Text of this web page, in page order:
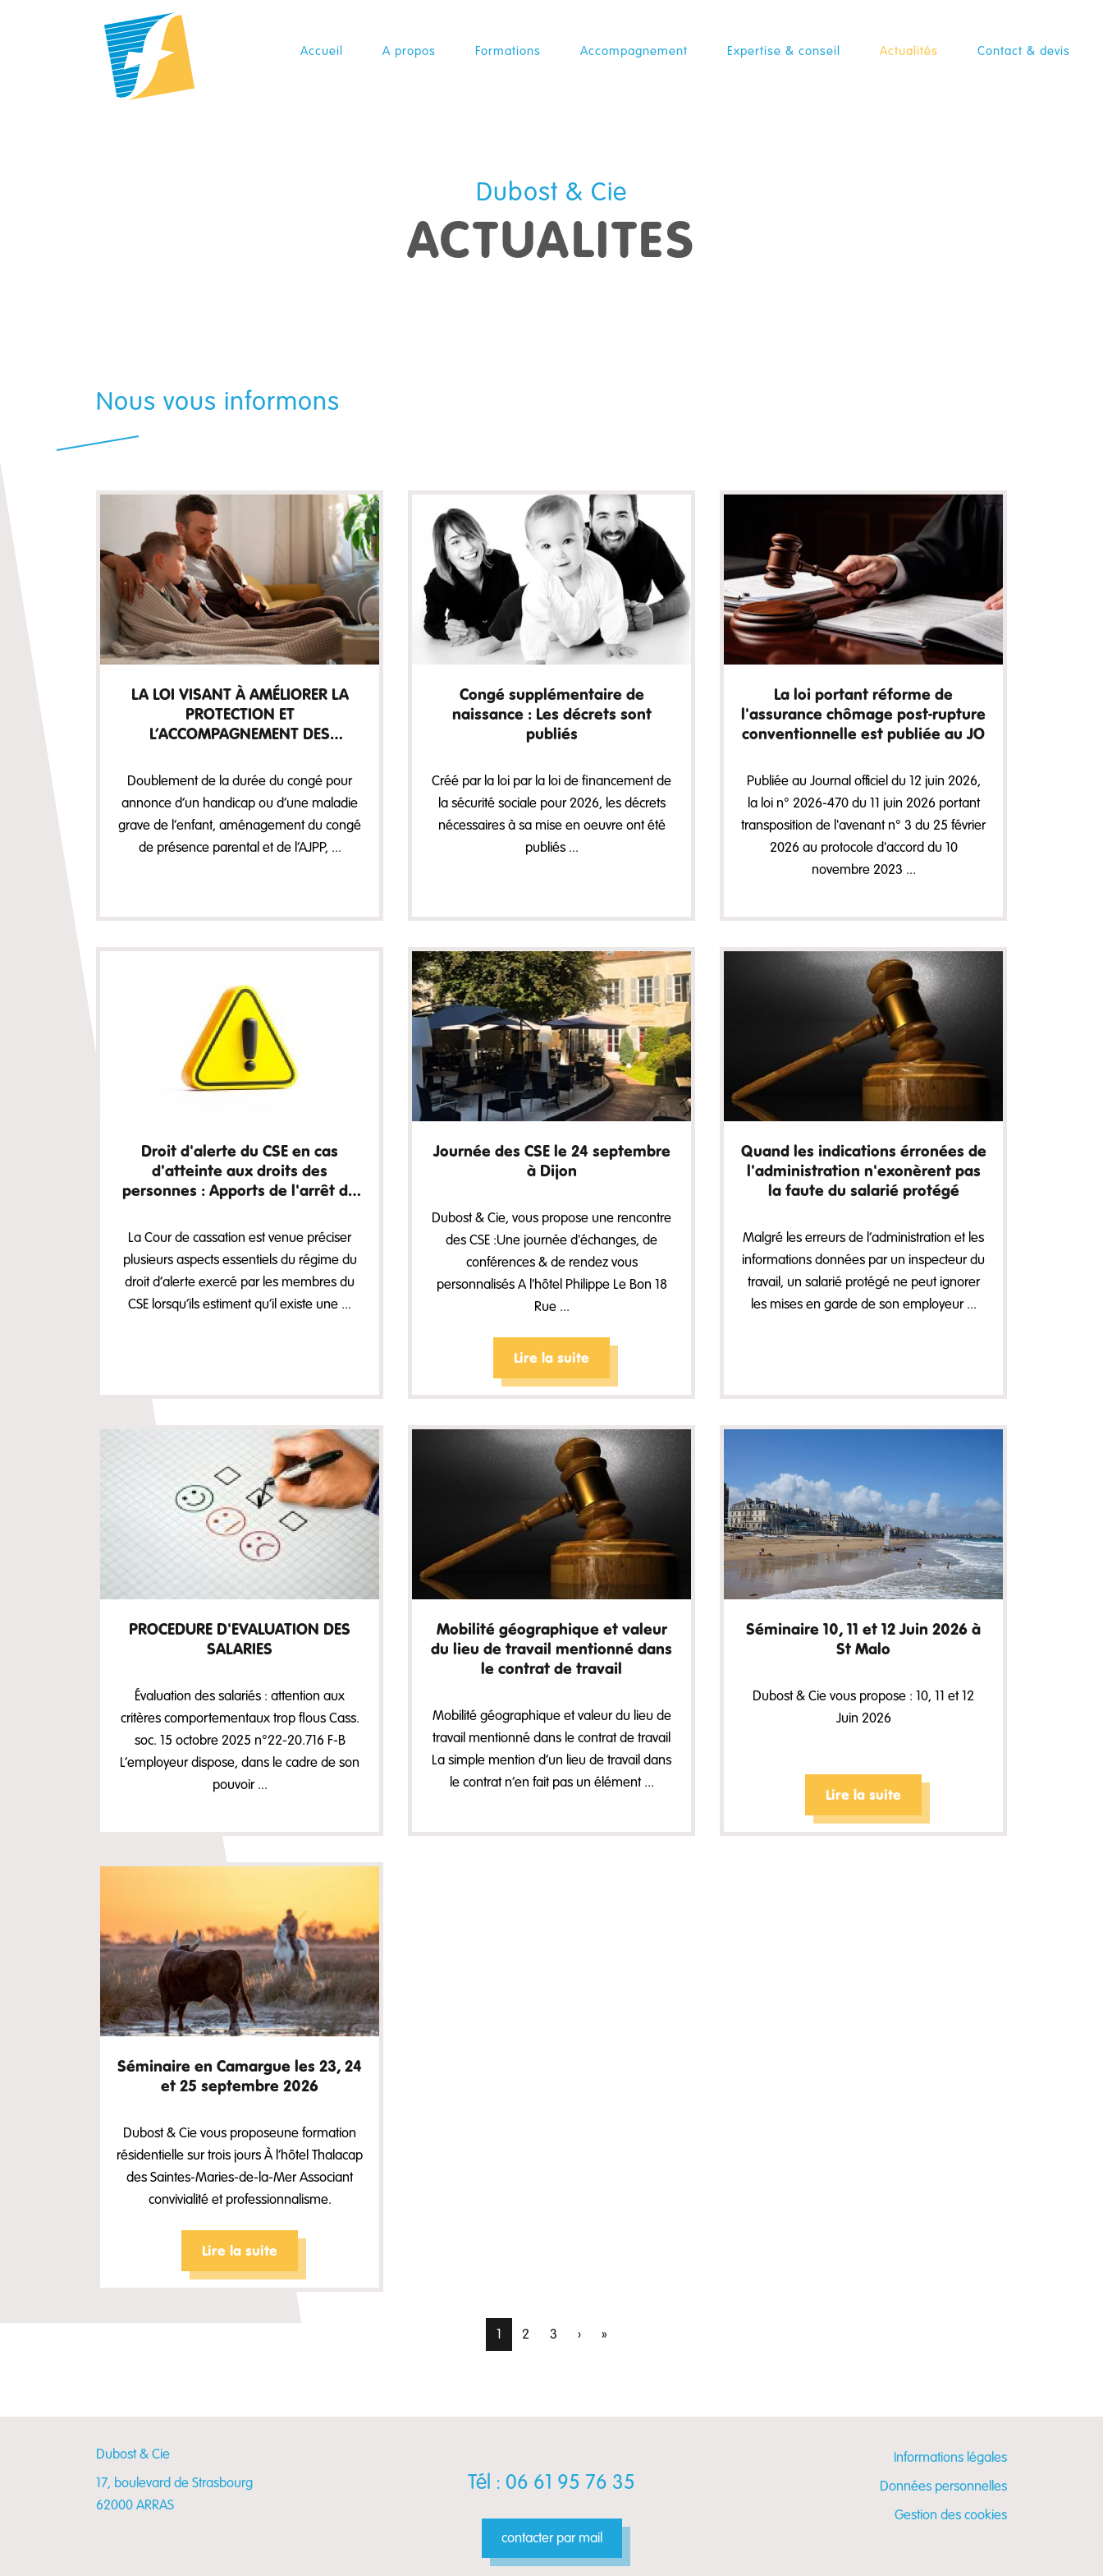
Accueil A propos Formations Accompagnement Expertise & conseil Actualités Contact & devis
Dubost & Cie
ACTUALITES
Nous vous informons
LA LOI VISANT À AMÉLIORER LA
PROTECTION ET
L’ACCOMPAGNEMENT DES
D’UN CANCER, D’UNE MALADIE GR
Doublement de la durée du congé pour
annonce d’un handicap ou d’une maladie
grave de l’enfant, aménagement du congé
de présence parental et de l’AJPP, ...
Congé supplémentaire de
naissance : Les décrets sont
publiés
Créé par la loi par la loi de financement de
la sécurité sociale pour 2026, les décrets
nécessaires à sa mise en oeuvre ont été
publiés ...
La loi portant réforme de
l'assurance chômage post-rupture
conventionnelle est publiée au JO
Publiée au Journal officiel du 12 juin 2026,
la loi n° 2026-470 du 11 juin 2026 portant
transposition de l'avenant n° 3 du 25 février
2026 au protocole d'accord du 10
novembre 2023 ...
Droit d'alerte du CSE en cas
d'atteinte aux droits des
personnes : Apports de l'arrêt du
La Cour de cassation est venue préciser
plusieurs aspects essentiels du régime du
droit d’alerte exercé par les membres du
CSE lorsqu’ils estiment qu’il existe une ...
Journée des CSE le 24 septembre
à Dijon
Dubost & Cie, vous propose une rencontre
des CSE :Une journée d'échanges, de
conférences & de rendez vous
personnalisés A l'hôtel Philippe Le Bon 18
Rue ...
Lire la suite
Quand les indications érronées de
l'administration n'exonèrent pas
la faute du salarié protégé
Malgré les erreurs de l’administration et les
informations données par un inspecteur du
travail, un salarié protégé ne peut ignorer
les mises en garde de son employeur ...
PROCEDURE D'EVALUATION DES
SALARIES
Évaluation des salariés : attention aux
critères comportementaux trop flous Cass.
soc. 15 octobre 2025 n°22-20.716 F-B
L’employeur dispose, dans le cadre de son
pouvoir ...
Mobilité géographique et valeur
du lieu de travail mentionné dans
le contrat de travail
Mobilité géographique et valeur du lieu de
travail mentionné dans le contrat de travail
La simple mention d’un lieu de travail dans
le contrat n’en fait pas un élément ...
Séminaire 10, 11 et 12 Juin 2026 à
St Malo
Dubost & Cie vous propose : 10, 11 et 12
Juin 2026
Lire la suite
Séminaire en Camargue les 23, 24
et 25 septembre 2026
Dubost & Cie vous proposeune formation
résidentielle sur trois jours À l’hôtel Thalacap
des Saintes-Maries-de-la-Mer Associant
convivialité et professionnalisme.
Lire la suite
1 2 3 › »
Dubost & Cie
17, boulevard de Strasbourg
62000 ARRAS
Tél : 06 61 95 76 35
contacter par mail
Informations légales
Données personnelles
Gestion des cookies
Panneau de gestion des cookies